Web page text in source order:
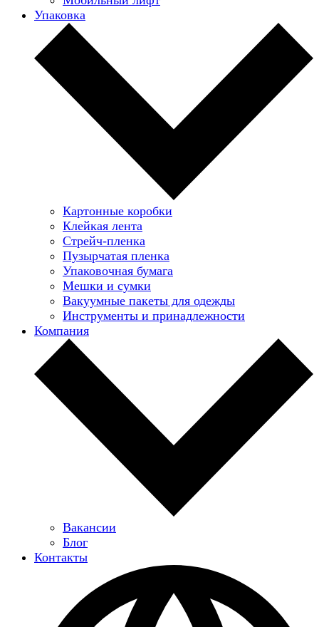
Упаковка
Картонные коробки
Клейкая лента
Стрейч-пленка
Пузырчатая пленка
Упаковочная бумага
Мешки и сумки
Вакуумные пакеты для одежды
Инструменты и принадлежности
Компания
Вакансии
Блог
Контакты